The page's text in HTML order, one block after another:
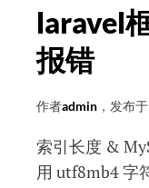
一
客
laravel
报错
作者admin ，发布于
索引长度 &
用 utf8mb4 字